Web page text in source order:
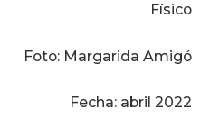
Físico
Foto: Margarida Amigó
Fecha: abril 2022